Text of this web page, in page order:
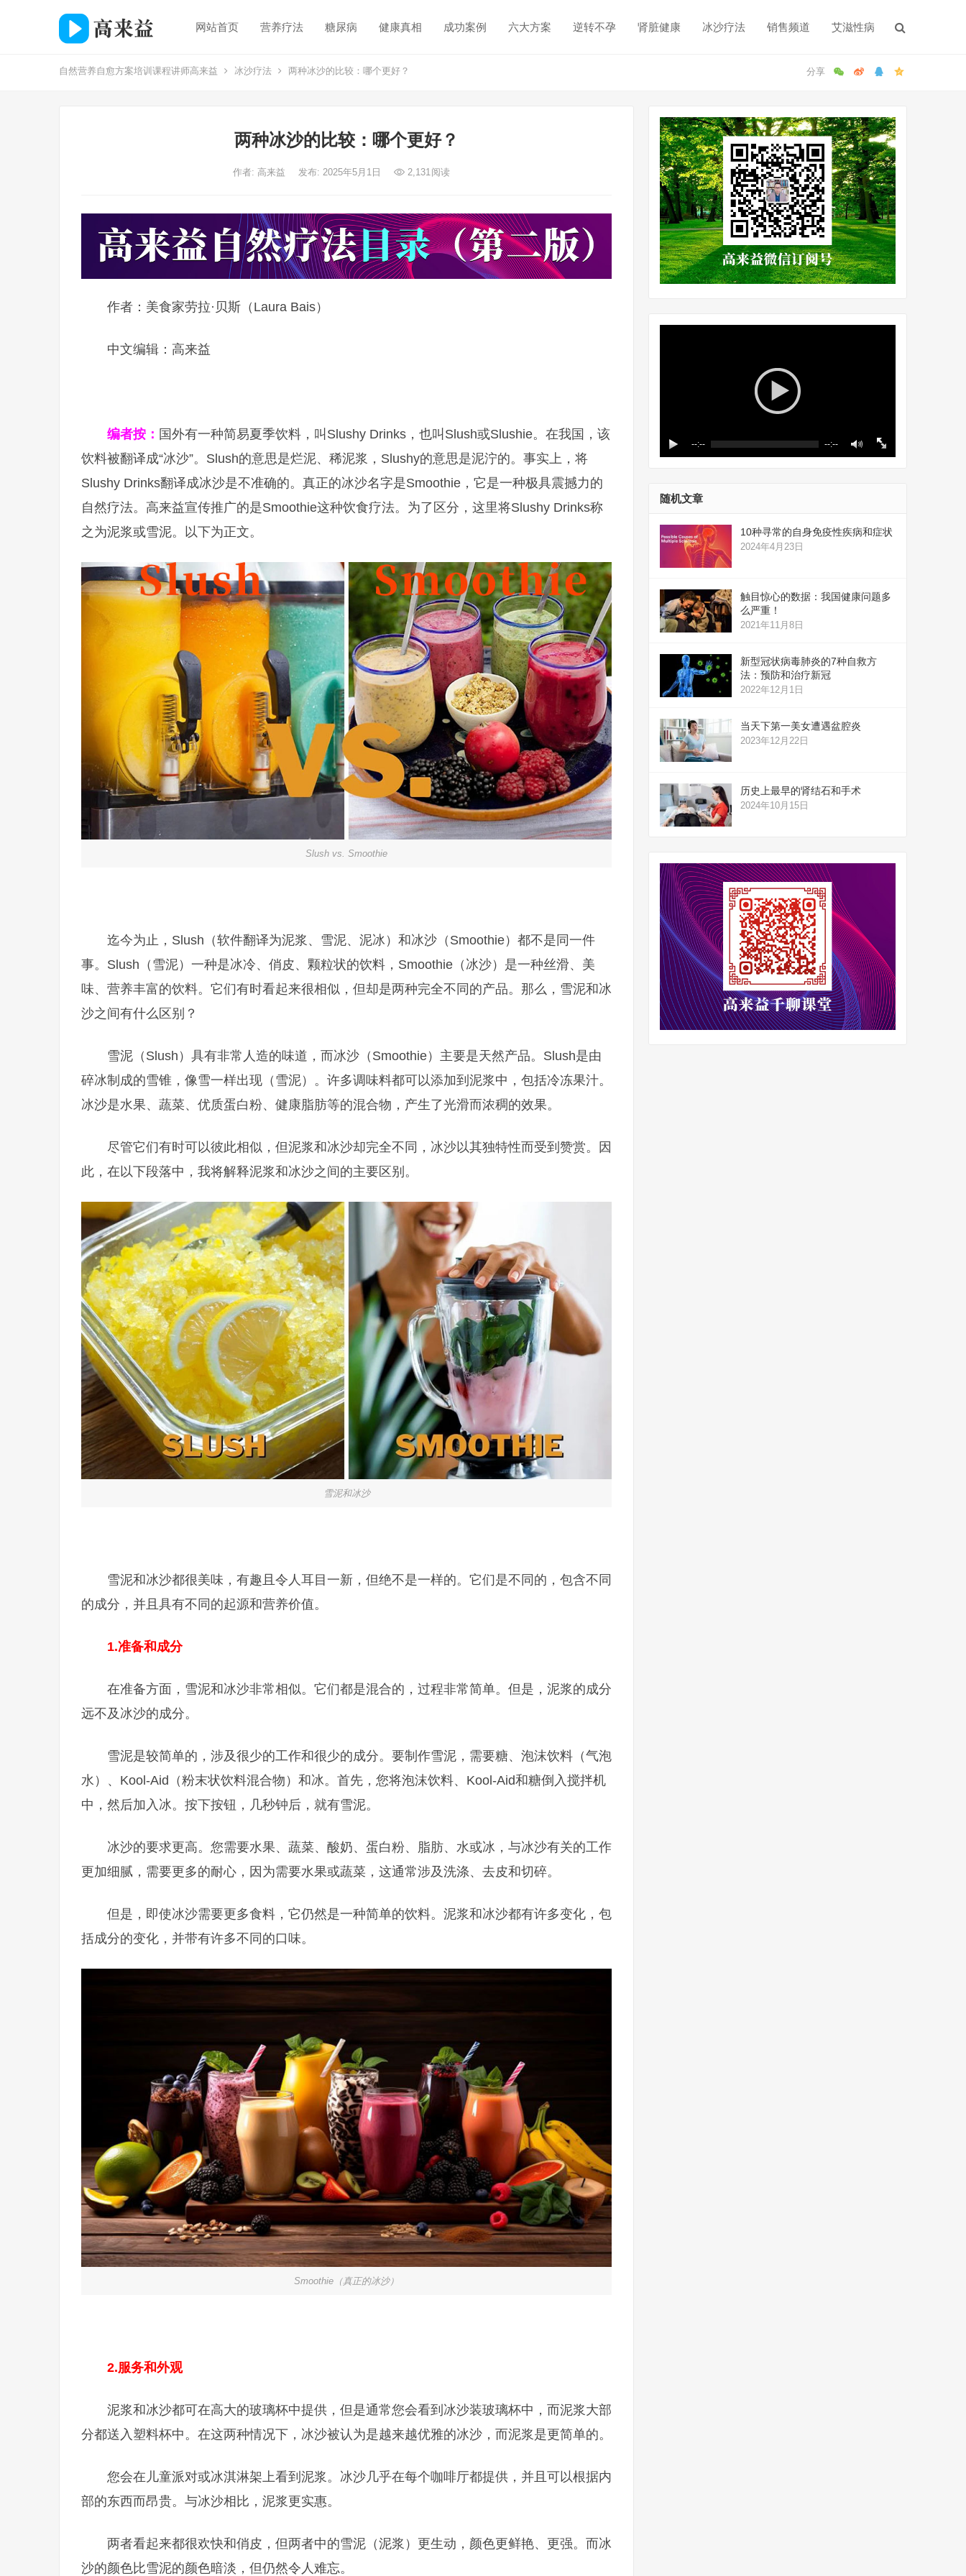
网站首页 营养疗法 糖尿病 健康真相 成功案例 六大方案 逆转不孕 肾脏健康 冰沙疗法 销售频道 艾滋性病
自然营养自愈方案培训课程讲师高来益 冰沙疗法 两种冰沙的比较：哪个更好？
两种冰沙的比较：哪个更好？
作者: 高来益 发布: 2025年5月1日 2,131阅读
作者：美食家劳拉·贝斯（Laura Bais）
中文编辑：高来益
编者按： 国外有一种简易夏季饮料，叫Slushy Drinks，也叫Slush或Slushie。在我国，该
饮料被翻译成“冰沙”。Slush的意思是烂泥、稀泥浆，Slushy的意思是泥泞的。事实上，将
Slushy Drinks翻译成冰沙是不准确的。真正的冰沙名字是Smoothie，它是一种极具震撼力的
自然疗法。高来益宣传推广的是Smoothie这种饮食疗法。为了区分，这里将Slushy Drinks称
之为泥浆或雪泥。以下为正文。
Slush vs. Smoothie
迄今为止，Slush（软件翻译为泥浆、雪泥、泥冰）和冰沙（Smoothie）都不是同一件
事。Slush（雪泥）一种是冰冷、俏皮、颗粒状的饮料，Smoothie（冰沙）是一种丝滑、美
味、营养丰富的饮料。它们有时看起来很相似，但却是两种完全不同的产品。那么，雪泥和冰
沙之间有什么区别？
雪泥（Slush）具有非常人造的味道，而冰沙（Smoothie）主要是天然产品。Slush是由
碎冰制成的雪锥，像雪一样出现（雪泥）。许多调味料都可以添加到泥浆中，包括冷冻果汁。
冰沙是水果、蔬菜、优质蛋白粉、健康脂肪等的混合物，产生了光滑而浓稠的效果。
尽管它们有时可以彼此相似，但泥浆和冰沙却完全不同，冰沙以其独特性而受到赞赏。因
此，在以下段落中，我将解释泥浆和冰沙之间的主要区别。
雪泥和冰沙
雪泥和冰沙都很美味，有趣且令人耳目一新，但绝不是一样的。它们是不同的，包含不同
的成分，并且具有不同的起源和营养价值。
1.准备和成分
在准备方面，雪泥和冰沙非常相似。它们都是混合的，过程非常简单。但是，泥浆的成分
远不及冰沙的成分。
雪泥是较简单的，涉及很少的工作和很少的成分。要制作雪泥，需要糖、泡沫饮料（气泡
水）、Kool-Aid（粉末状饮料混合物）和冰。首先，您将泡沫饮料、Kool-Aid和糖倒入搅拌机
中，然后加入冰。按下按钮，几秒钟后，就有雪泥。
冰沙的要求更高。您需要水果、蔬菜、酸奶、蛋白粉、脂肪、水或冰，与冰沙有关的工作
更加细腻，需要更多的耐心，因为需要水果或蔬菜，这通常涉及洗涤、去皮和切碎。
但是，即使冰沙需要更多食料，它仍然是一种简单的饮料。泥浆和冰沙都有许多变化，包
括成分的变化，并带有许多不同的口味。
Smoothie（真正的冰沙）
2.服务和外观
泥浆和冰沙都可在高大的玻璃杯中提供，但是通常您会看到冰沙装玻璃杯中，而泥浆大部
分都送入塑料杯中。在这两种情况下，冰沙被认为是越来越优雅的冰沙，而泥浆是更简单的。
您会在儿童派对或冰淇淋架上看到泥浆。冰沙几乎在每个咖啡厅都提供，并且可以根据内
部的东西而昂贵。与冰沙相比，泥浆更实惠。
两者看起来都很欢快和俏皮，但两者中的雪泥（泥浆）更生动，颜色更鲜艳、更强。而冰
沙的颜色比雪泥的颜色暗淡，但仍然令人难忘。
--:-- --:--
随机文章
10种寻常的自身免疫性疾病和症状
2024年4月23日
触目惊心的数据：我国健康问题多
么严重！
2021年11月8日
新型冠状病毒肺炎的7种自救方
法：预防和治疗新冠
2022年12月1日
当天下第一美女遭遇盆腔炎
2023年12月22日
历史上最早的肾结石和手术
2024年10月15日